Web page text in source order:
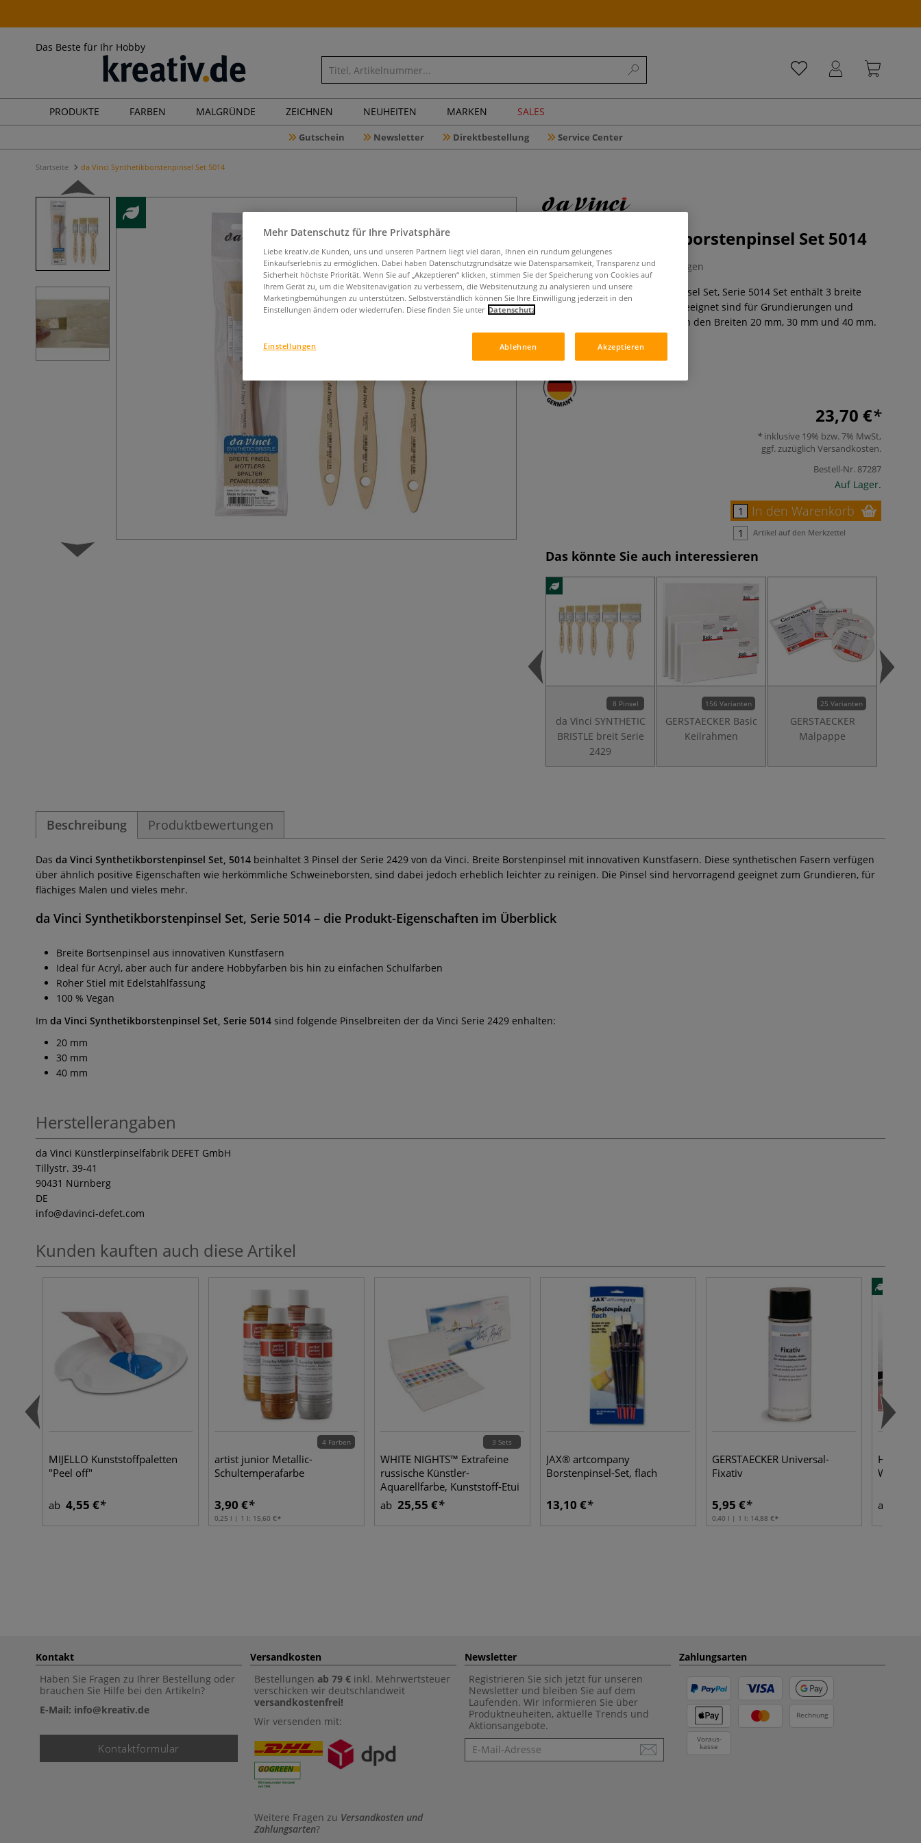
Das Beste für Ihr Hobby
PRODUKTE FARBEN MALGRÜNDE ZEICHNEN NEUHEITEN MARKEN SALES
Gutschein Newsletter Direktbestellung Service Center
Startseite da Vinci Synthetikborstenpinsel Set 5014
da Vinci Synthetikborstenpinsel Set 5014
0 Bewertungen
Das da Vinci Synthetikborstenpinsel Set, Serie 5014 Set enthält 3 breite
Pinsel der Serie 2429, die ideal geeignet sind für Grundierungen und
flächiges Males. Inhalt: 3 Pinsel in den Breiten 20 mm, 30 mm und 40 mm.
Mehr
23,70 €
inklusive 19% bzw. 7% MwSt,
ggf. zuzüglich Versandkosten.
Bestell-Nr. 87287
Auf Lager.
In den Warenkorb
Artikel auf den Merkzettel
Das könnte Sie auch interessieren
8 Pinsel
da Vinci SYNTHETIC
BRISTLE breit Serie
2429
156 Varianten
GERSTAECKER Basic
Keilrahmen
25 Varianten
GERSTAECKER
Malpappe
Beschreibung Produktbewertungen
Das da Vinci Synthetikborstenpinsel Set, 5014 beinhaltet 3 Pinsel der Serie 2429 von da Vinci. Breite Borstenpinsel mit innovativen Kunstfasern. Diese synthetischen Fasern verfügen
über ähnlich positive Eigenschaften wie herkömmliche Schweineborsten, sind dabei jedoch erheblich leichter zu reinigen. Die Pinsel sind hervorragend geeignet zum Grundieren, für
flächiges Malen und vieles mehr.
da Vinci Synthetikborstenpinsel Set, Serie 5014 – die Produkt-Eigenschaften im Überblick
Breite Bortsenpinsel aus innovativen Kunstfasern
Ideal für Acryl, aber auch für andere Hobbyfarben bis hin zu einfachen Schulfarben
Roher Stiel mit Edelstahlfassung
100 % Vegan
Im da Vinci Synthetikborstenpinsel Set, Serie 5014 sind folgende Pinselbreiten der da Vinci Serie 2429 enhalten:
20 mm
30 mm
40 mm
Herstellerangaben
da Vinci Künstlerpinselfabrik DEFET GmbH
Tillystr. 39-41
90431 Nürnberg
DE
info@davinci-defet.com
Kunden kauften auch diese Artikel
MIJELLO Kunststoffpaletten
"Peel off"
ab 4,55 €
4 Farben
artist junior Metallic-
Schultemperafarbe
3,90 €
0,25 l | 1 l: 15,60 €
3 Sets
WHITE NIGHTS™ Extrafeine
russische Künstler-
Aquarellfarbe, Kunststoff-Etui
ab 25,55 €
JAX® artcompany
Borstenpinsel-Set, flach
13,10 €
GERSTAECKER Universal-
Fixativ
5,95 €
0,40 l | 1 l: 14,88 €
ab
Kontakt
Haben Sie Fragen zu Ihrer Bestellung oder
brauchen Sie Hilfe bei den Artikeln?
E-Mail: info@kreativ.de
Kontaktformular
Versandkosten
Bestellungen ab 79 € inkl. Mehrwertsteuer
verschicken wir deutschlandweit
versandkostenfrei!
Wir versenden mit:
Weitere Fragen zu Versandkosten und
Zahlungsarten?
Newsletter
Registrieren Sie sich jetzt für unseren
Newsletter und bleiben Sie auf dem
Laufenden. Wir informieren Sie über
Produktneuheiten, aktuelle Trends und
Aktionsangebote.
Newsletter
Zahlungsarten
Rechnung
Voraus-
kasse
Mehr Datenschutz für Ihre Privatsphäre
Liebe kreativ.de Kunden, uns und unseren Partnern liegt viel daran, Ihnen ein rundum gelungenes
Einkaufserlebnis zu ermöglichen. Dabei haben Datenschutzgrundsätze wie Datensparsamkeit, Transparenz und
Sicherheit höchste Priorität. Wenn Sie auf „Akzeptieren“ klicken, stimmen Sie der Speicherung von Cookies auf
Ihrem Gerät zu, um die Websitenavigation zu verbessern, die Websitenutzung zu analysieren und unsere
Marketingbemühungen zu unterstützen. Selbstverständlich können Sie Ihre Einwilligung jederzeit in den
Einstellungen ändern oder wiederrufen. Diese finden Sie unter Datenschutz
Ablehnen Akzeptieren
Einstellungen